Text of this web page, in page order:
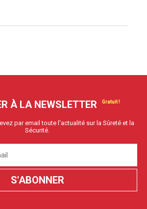
À LA NEWSLETTER
par email toute l'actualité sur la Sûreté et la
Sécurité.